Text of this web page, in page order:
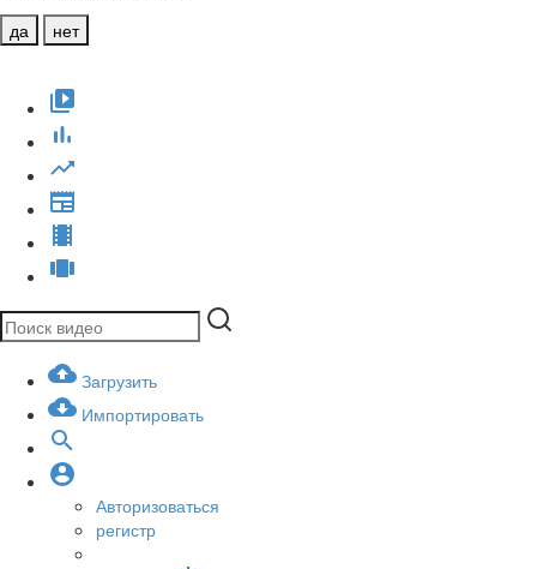
да
нет
Загрузить
Импортировать
Авторизоваться
регистр